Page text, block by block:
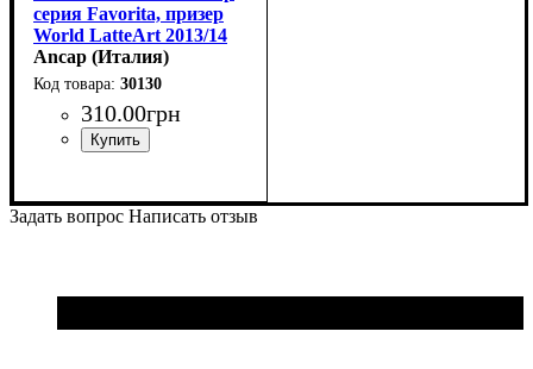
серия Favorita, призер
World LatteArt 2013/14
(270 мл)
Ancap (Италия)
30130
310.00грн
Задать вопрос Написать отзыв